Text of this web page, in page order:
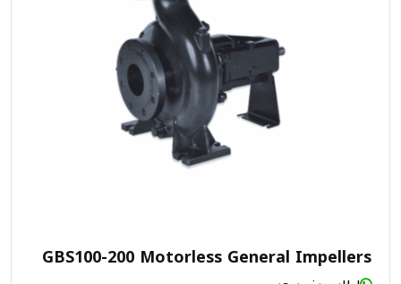
GBS100-200 Motorless General Impellers